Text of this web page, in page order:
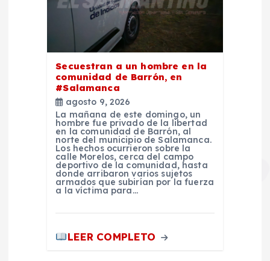
Secuestran a un hombre en la
comunidad de Barrón, en
#Salamanca
agosto 9, 2026
La mañana de este domingo, un
hombre fue privado de la libertad
en la comunidad de Barrón, al
norte del municipio de Salamanca.
Los hechos ocurrieron sobre la
calle Morelos, cerca del campo
deportivo de la comunidad, hasta
donde arribaron varios sujetos
armados que subirían por la fuerza
a la víctima para…
LEER COMPLETO